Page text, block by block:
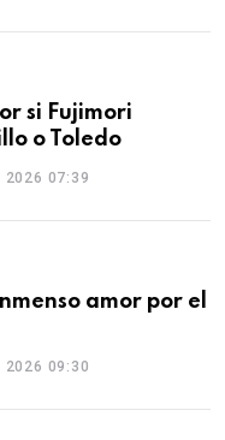
si Fujimori
o Toledo
2026 07:39
amor por el
2026 09:30